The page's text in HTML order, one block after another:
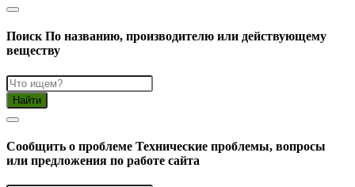
Поиск По названию, производителю или действующему
веществу
Найти
Cообщить о проблеме Технические проблемы, вопросы
или предложения по работе сайта